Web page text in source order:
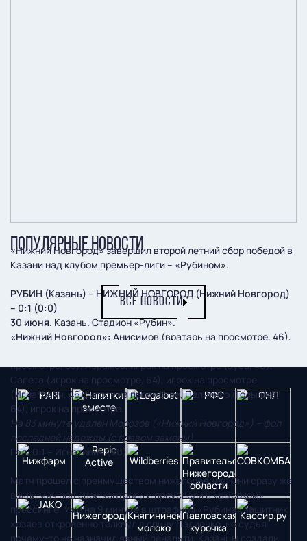
«Нижний Новгород» завершил второй летний сбор победой в
Казани над клубом премьер-лиги – «Рубином».
РУБИН (Казань) – НИЖНИЙ НОВГОРОД (Нижний Новгород)
– 0:1 (0:0)
30 июня. Казань. Стадион «Рубин».
«Нижний Новгород»: Анисимов (вратарь на просмотре, 46),
просмотре, 83), Абрамов, игрок на просмотре (Зуев, 46),
Сапета (игрок на просмотре, 64), игрок на просмотре
(Игнатович, 46), игрок на просмотре, Палиенко (Голышев,
64), игрок на просмотре.
На 83 минуте удален Морозов («Нижний Новгород») – фол
последней надежды (с правом замены).
Гол: 0:1 – Игнатович (90).
Матч прошел с преимуществом нижегородцев. Они сразу же
взяли мяч под свой контроль и преуспели в «высоком»
прессинге. Уже на 9 минуте в штрафной «Рубина» защитник
хозяев откровенно толкнул в спину Палиенко, но судья
почему-то не назначил явный пенальти. Казанцы создали
ПОПУЛЯРНЫЕ НОВОСТИ
ВСЕ НОВОСТИ